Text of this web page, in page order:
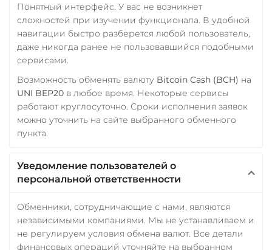
Zcash (ZEC)
Понятный интерфейс. У вас не возникнет
сложностей при изучении функционала. В удобной
навигации быстро разберется любой пользователь,
даже никогда ранее не пользовавшийся подобными
сервисами.
Возможность обменять валюту Bitcoin Cash (BCH) на
UNI BEP20 в любое время. Некоторые сервисы
работают круглосуточно. Сроки исполнения заявок
можно уточнить на сайте выбранного обменного
пункта.
Уведомление пользователей о
персональной ответственности
Обменники, сотрудничающие с нами, являются
независимыми компаниями. Мы не устанавливаем и
не регулируем условия обмена валют. Все детали
финансовых операций уточняйте на выбранном